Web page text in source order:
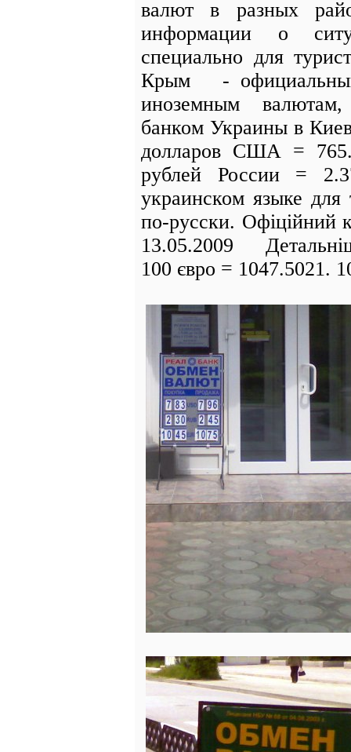
валют в разных
информации о
специально для
Крым -
иноземным
банком Украины в
долларов США =
рублей России =
украинском языке
по-русски. Офіційний
13.05.2009
100 євро = 1047.5021.